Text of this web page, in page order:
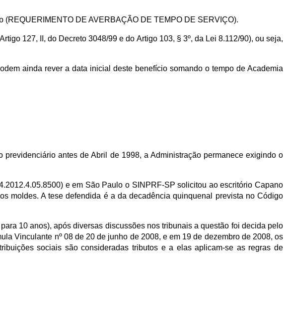
(REQUERIMENTO DE AVERBAÇÃO DE TEMPO DE SERVIÇO).
127, II, do Decreto 3048/99 e do Artigo 103, § 3º, da Lei 8.112/90), ou seja,
ainda rever a data inicial deste benefício somando o tempo de Academia
antes de Abril de 1998, a Administração permanece exigindo o
e em São Paulo o SINPRF-SP solicitou ao escritório Capano
moldes. A tese defendida é a da decadência quinquenal prevista no Código
10 anos), após diversas discussões nos tribunais a questão foi decida pelo
Vinculante nº 08 de 20 de junho de 2008, e em 19 de dezembro de 2008, os
sociais são consideradas tributos e a elas aplicam-se as regras de